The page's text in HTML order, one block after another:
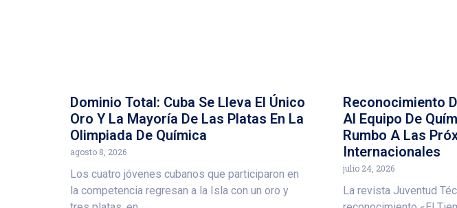
Dominio Total: Cuba Se Lleva El Único
Oro Y La Mayoría De Las Platas En La
Olimpiada De Química
agosto 8, 2026
Los cuatro jóvenes cubanos que participaron en
la competencia regresan a la Isla con un oro y
Reconocimiento
Al Equipo De
Rumbo A Las
Internacionales
julio 24, 2026
La revista Juventud